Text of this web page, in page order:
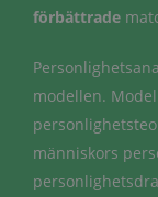
förbättrade
modellen.
människors